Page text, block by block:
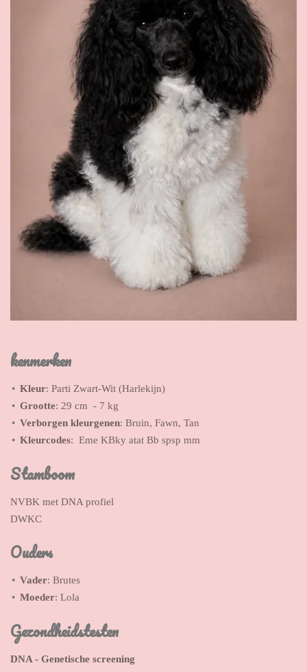
kenmerken
Kleur: Parti Zwart-Wit (Harlekijn)
Grootte: 29 cm - 7 kg
Verborgen kleurgenen: Bruin, Fawn, Tan
Kleurcodes: Eme KBky atat Bb spsp mm
Stamboom
NVBK met DNA profiel
DWKC
Ouders
Vader: Brutes
Moeder: Lola
Gezondheidstesten
DNA - Genetische screening